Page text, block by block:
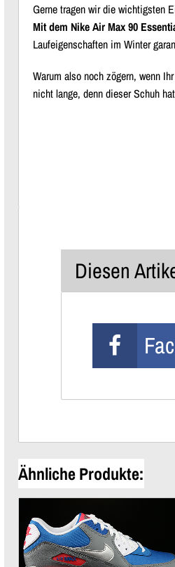
Gerne tragen wir die wichtigsten
Mit dem Nike Air Max 90
Laufeigenschaften im Winter
Warum also noch zögern, wenn
nicht lange, denn dieser Schuh
Diesen
Ähnliche Produkte: